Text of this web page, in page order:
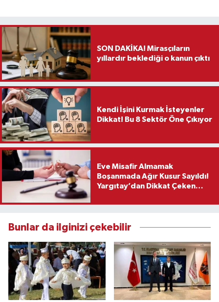
SON DAKİKA! Mirasçıların
yıllardır beklediği o kanun çıktı
Kendi İşini Kurmak İsteyenler
Dikkat! Bu 8 Sektör Öne Çıkıyor
Eve Misafir Almamak
Boşanmada Ağır Kusur Sayıldı!
Yargıtay’dan Dikkat Çeken
Bunlar da ilginizi çekebilir